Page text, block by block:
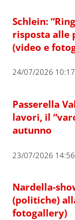
Schlein:
risposta alle
(video e
24/07/2026 10:17
Passerella
lavori, il
autunno
23/07/2026 14:56
Nardella-
(politiche)
fotogallery)